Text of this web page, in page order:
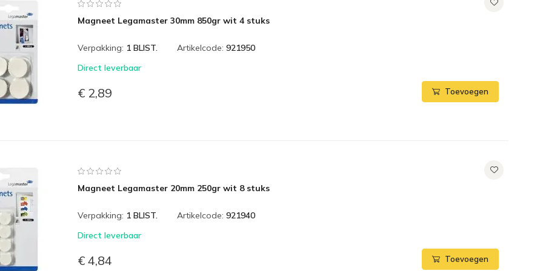
Magneet Legamaster 30mm 850gr wit 4 stuks
Verpakking: 1 BLIST. Artikelcode: 921950
Direct leverbaar
€ 2,89 Toevoegen
Magneet Legamaster 20mm 250gr wit 8 stuks
Verpakking: 1 BLIST. Artikelcode: 921940
Direct leverbaar
€ 4,84 Toevoegen